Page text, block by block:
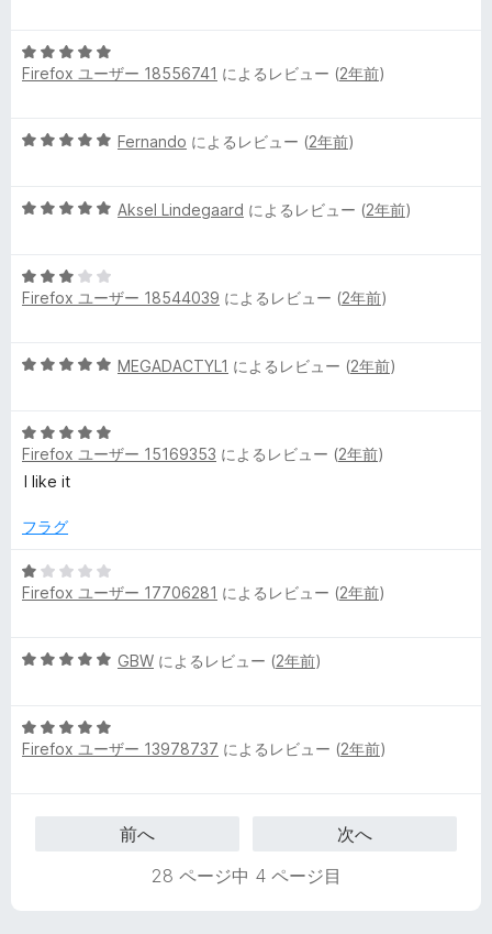
価
5
の
5
段
5
価
Firefox ユーザー 18556741 によるレビュー (2年前)
5
中
評
価
Fernando によるレビュー (2年前)
5
中
5
価
Aksel Lindegaard によるレビュー (2年前)
5
段
3
価
Firefox ユーザー 18544039 によるレビュー (2年前)
5
中
5
の
価
MEGADACTYL1 によるレビュー (2年前)
5
段
階
5
評
価
Firefox ユーザー 15169353 によるレビュー (2年前)
I like it
フラグ
5
段
1
価
Firefox ユーザー 17706281 によるレビュー (2年前)
5
中
5
GBW によるレビュー (2年前)
5
段
Firefox ユーザー 13978737 によるレビュー (2年前)
前へ
次へ
28 ページ中 4 ページ目